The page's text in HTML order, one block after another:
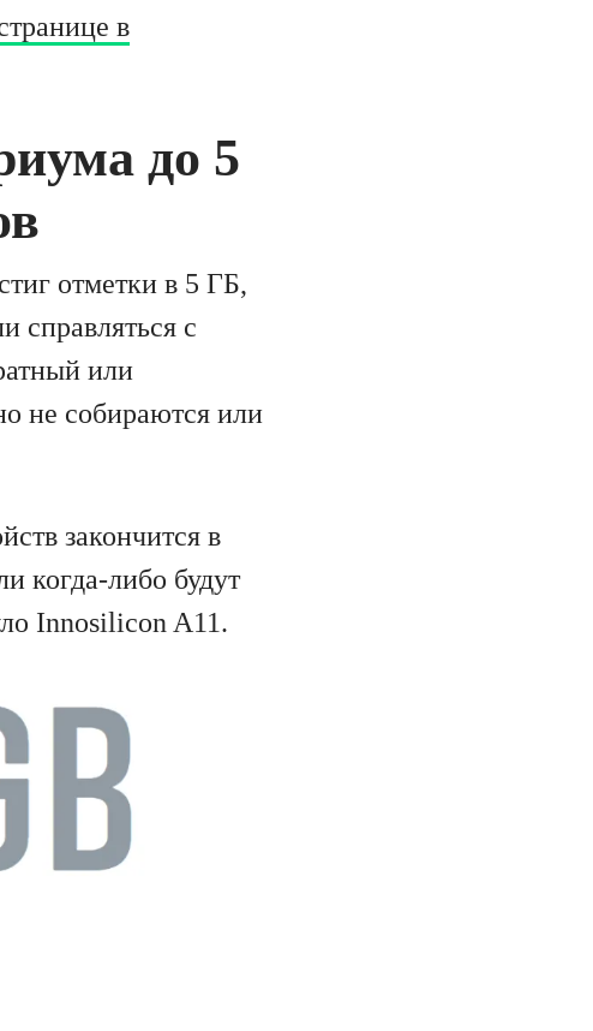
в
до 5
отметки в 5 ГБ,
справляться с
или
не собираются или
закончится в
когда-либо будут
Innosilicon A11.